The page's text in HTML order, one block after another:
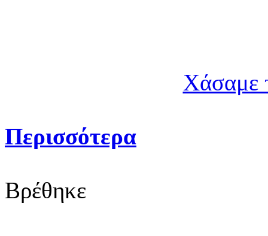
Χάσαμε
Περισσότερα
Βρέθηκε